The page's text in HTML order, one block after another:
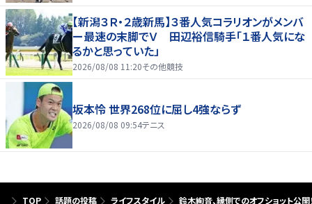
【新潟３Ｒ・２歳新馬】３番人気コラリオンがメンバ
ー最速の末脚でＶ 田辺裕信騎手「１番人気にな
るかと思っていた」
2026/08/08 11:20その他競技
坂本怜 世界268位に屈し4強ならず
2026/08/08 09:54テニス
TOP 話題の投稿 ライフスタイル 鈴木絢音、縁側でのオフショット公